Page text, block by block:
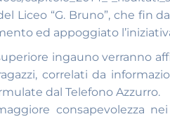
Liceo “G. Bruno”, che fin
ed appoggiato
ingauno verranno
correlati da
dal Telefono Azzurro.
consapevolezza